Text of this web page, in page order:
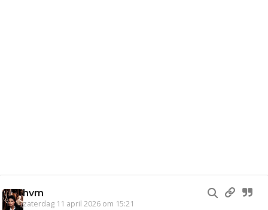
hvm
zaterdag 11 april 2026 om 15:21